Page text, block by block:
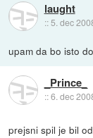
laught
:: 5. dec
upam da bo isto
_Prince_
::6. dec
prejsni spil je bil